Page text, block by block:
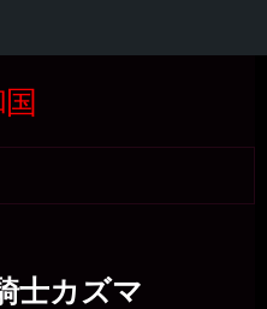
士カズマ